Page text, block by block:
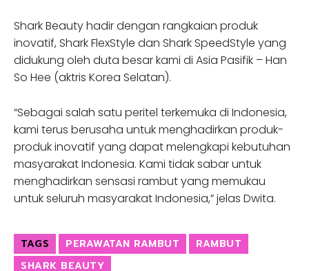
Shark Beauty hadir dengan rangkaian produk
inovatif, Shark FlexStyle dan Shark SpeedStyle yang
didukung oleh duta besar kami di Asia Pasifik – Han
So Hee (aktris Korea Selatan).
“Sebagai salah satu peritel terkemuka di Indonesia,
kami terus berusaha untuk menghadirkan produk-
produk inovatif yang dapat melengkapi kebutuhan
masyarakat Indonesia. Kami tidak sabar untuk
menghadirkan sensasi rambut yang memukau
untuk seluruh masyarakat Indonesia,” jelas Dwita.
TAGS PERAWATAN RAMBUT
RAMBUT
SHARK BEAUTY